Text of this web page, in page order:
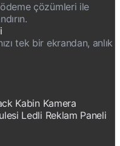
çözümleri ile
tek bir ekrandan, anlık
Kabin Kamera
Ledli Reklam Paneli